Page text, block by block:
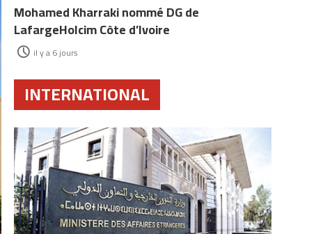
Mohamed Kharraki nommé DG de
LafargeHolcim Côte d’Ivoire
il y a 6 jours
INTERNATIONAL